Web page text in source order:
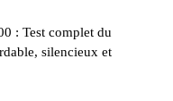
: Test complet du
silencieux et